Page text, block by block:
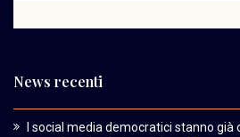
News recenti
I social media democratici stanno